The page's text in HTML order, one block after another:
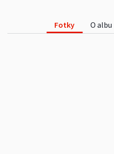
Fotky O albu